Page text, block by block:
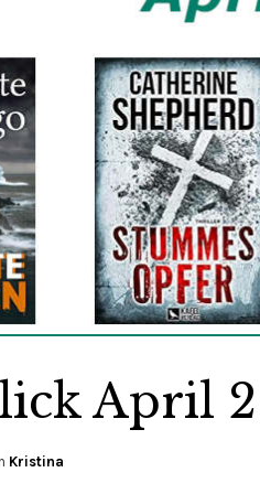
April
Kristina